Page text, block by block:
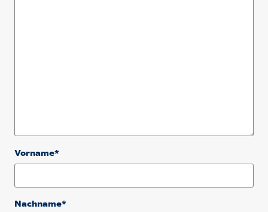
Vorname*
Nachname*